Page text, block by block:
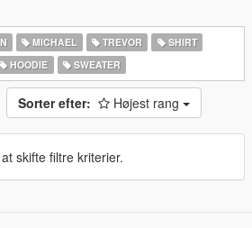
MICHAEL TREVOR
SHIRT
HOODIE SWEATER
Sorter efter: Højest rang
skifte filtre kriterier.